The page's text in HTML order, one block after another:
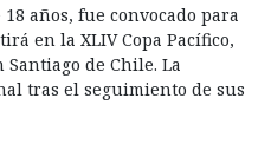
años, fue convocado para
en la XLIV Copa Pacífico,
de Chile. La
tras el seguimiento de sus